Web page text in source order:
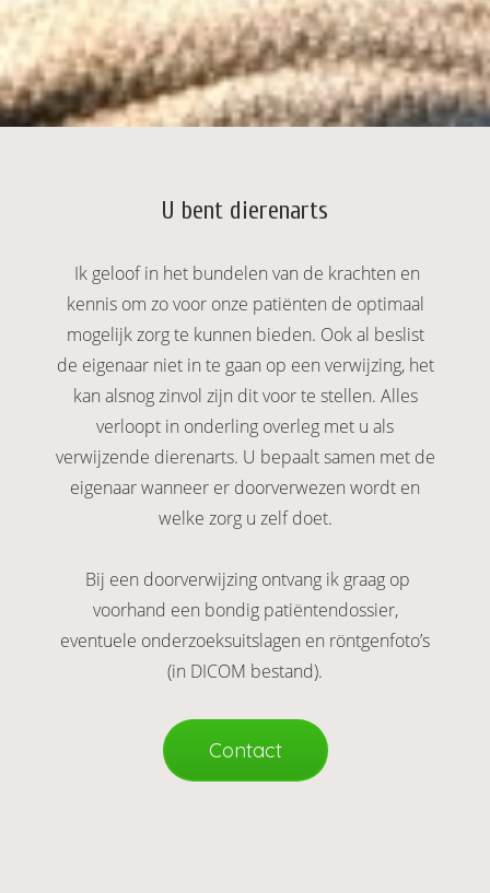
U bent dierenarts
Ik geloof in het bundelen van de krachten en
kennis om zo voor onze patiënten de optimaal
mogelijk zorg te kunnen bieden. Ook al beslist
de eigenaar niet in te gaan op een verwijzing, het
kan alsnog zinvol zijn dit voor te stellen. Alles
verloopt in onderling overleg met u als
verwijzende dierenarts. U bepaalt samen met de
eigenaar wanneer er doorverwezen wordt en
welke zorg u zelf doet.
Bij een doorverwijzing ontvang ik graag op
voorhand een bondig patiëntendossier,
eventuele onderzoeksuitslagen en röntgenfoto’s
(in DICOM bestand).
Contact
de
niet
over
op
gebruikt